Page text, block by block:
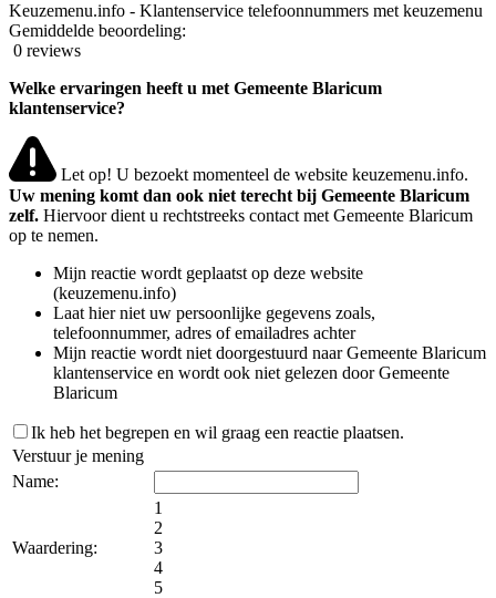
Keuzemenu.info - Klantenservice telefoonnummers met keuzemenu
Gemiddelde beoordeling:
0 reviews
Welke ervaringen heeft u met Gemeente Blaricum
klantenservice?
Let op! U bezoekt momenteel de website keuzemenu.info.
Uw mening komt dan ook niet terecht bij Gemeente Blaricum
zelf. Hiervoor dient u rechtstreeks contact met Gemeente Blaricum
op te nemen.
Mijn reactie wordt geplaatst op deze website
(keuzemenu.info)
Laat hier niet uw persoonlijke gegevens zoals,
telefoonnummer, adres of emailadres achter
Mijn reactie wordt niet doorgestuurd naar Gemeente Blaricum
klantenservice en wordt ook niet gelezen door Gemeente
Blaricum
Ik heb het begrepen en wil graag een reactie plaatsen.
Verstuur je mening
Name:
Waardering:
1
2
3
4
5